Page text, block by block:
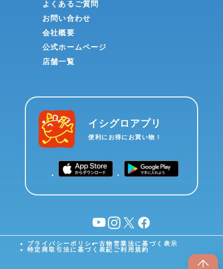
よくあるご質問
お問い合わせ
会社概要
公式ホームページ
店舗一覧
イシグロアプリ
便利にお得にお買い物！
YouTubeinstagram
X facebook
プライバシーポリシー古物営業法に基づく表示
特定商取引法に基づく表記 ご利用規約